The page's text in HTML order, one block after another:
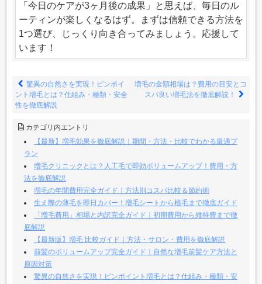
「今日のケアが3ヶ月後の成果」と思えば、毎日のル
ーティンが楽しくなるはず。まずは信頼できる方法を
1つ選び、じっくり向き合ってみましょう。応援して
います！
驚異の自然さを実現！ピンポイ
ント増毛とは？仕組み・種類・安全
性を徹底解説
増毛の金額相場は？費用の目安とコ
スパ良い増毛法を徹底解説！
カテゴリ内エントリ
【最新】増毛効果を徹底解説｜期間・方法・比較でわかる最適プ
ラン
増毛クリニックとは？人工毛で即効ボリュームアップ！費用・方
法を徹底解説
増毛の年間費用完全ガイド｜方法別コスパ比較＆節約術
生え際の薄毛を即日カバー！増毛シートから植毛まで徹底ガイド
「増毛費用」相場と内訳完全ガイド｜初期費用から維持費まで徹
底解説
【最新版】増毛 比較ガイド｜方法・サロン・費用を徹底解説
前髪のボリュームアップ完全ガイド｜自然な増毛前髪ケア方法と
原因対策
驚異の自然さを実現！ピンポイント増毛とは？仕組み・種類・安